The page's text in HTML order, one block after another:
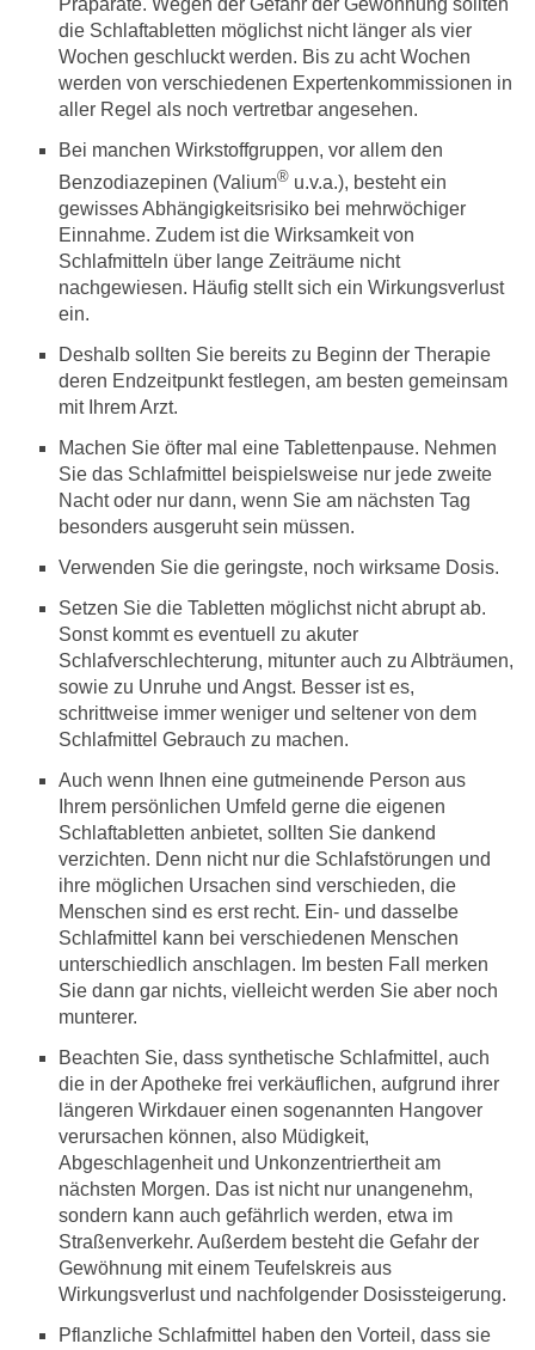
Präparate. Wegen der Gefahr der Gewöhnung sollten
die Schlaftabletten möglichst nicht länger als vier
Wochen geschluckt werden. Bis zu acht Wochen
werden von verschiedenen Expertenkommissionen in
aller Regel als noch vertretbar angesehen.
Bei manchen Wirkstoffgruppen, vor allem den
Benzodiazepinen (Valium® u.v.a.), besteht ein
gewisses Abhängigkeitsrisiko bei mehrwöchiger
Einnahme. Zudem ist die Wirksamkeit von
Schlafmitteln über lange Zeiträume nicht
nachgewiesen. Häufig stellt sich ein Wirkungsverlust
ein.
Deshalb sollten Sie bereits zu Beginn der Therapie
deren Endzeitpunkt festlegen, am besten gemeinsam
mit Ihrem Arzt.
Machen Sie öfter mal eine Tablettenpause. Nehmen
Sie das Schlafmittel beispielsweise nur jede zweite
Nacht oder nur dann, wenn Sie am nächsten Tag
besonders ausgeruht sein müssen.
Verwenden Sie die geringste, noch wirksame Dosis.
Setzen Sie die Tabletten möglichst nicht abrupt ab.
Sonst kommt es eventuell zu akuter
Schlafverschlechterung, mitunter auch zu Albträumen,
sowie zu Unruhe und Angst. Besser ist es,
schrittweise immer weniger und seltener von dem
Schlafmittel Gebrauch zu machen.
Auch wenn Ihnen eine gutmeinende Person aus
Ihrem persönlichen Umfeld gerne die eigenen
Schlaftabletten anbietet, sollten Sie dankend
verzichten. Denn nicht nur die Schlafstörungen und
ihre möglichen Ursachen sind verschieden, die
Menschen sind es erst recht. Ein- und dasselbe
Schlafmittel kann bei verschiedenen Menschen
unterschiedlich anschlagen. Im besten Fall merken
Sie dann gar nichts, vielleicht werden Sie aber noch
munterer.
Beachten Sie, dass synthetische Schlafmittel, auch
die in der Apotheke frei verkäuflichen, aufgrund ihrer
längeren Wirkdauer einen sogenannten Hangover
verursachen können, also Müdigkeit,
Abgeschlagenheit und Unkonzentriertheit am
nächsten Morgen. Das ist nicht nur unangenehm,
sondern kann auch gefährlich werden, etwa im
Straßenverkehr. Außerdem besteht die Gefahr der
Gewöhnung mit einem Teufelskreis aus
Wirkungsverlust und nachfolgender Dosissteigerung.
Pflanzliche Schlafmittel haben den Vorteil, dass sie